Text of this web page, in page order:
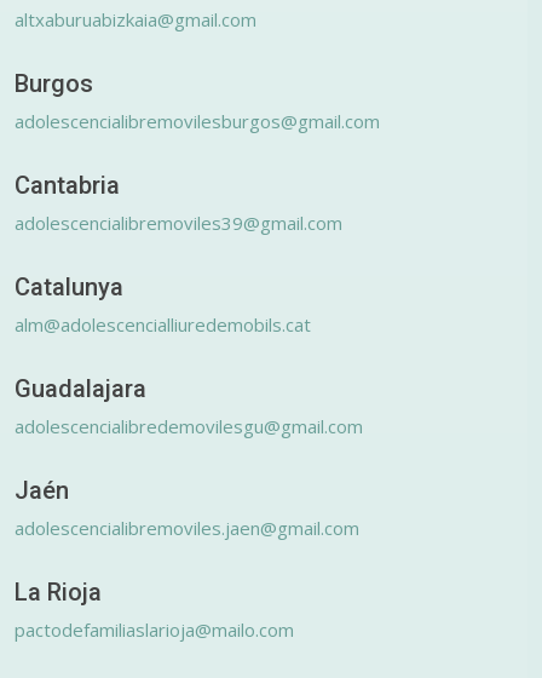
altxaburuabizkaia@gmail.com
Burgos
adolescencialibremovilesburgos@gmail.com
Cantabria
adolescencialibremoviles39@gmail.com
Catalunya
alm@adolescencialliuredemobils.cat
Guadalajara
adolescencialibredemovilesgu@gmail.com
Jaén
adolescencialibremoviles.jaen@gmail.com
La Rioja
pactodefamiliaslarioja@mailo.com